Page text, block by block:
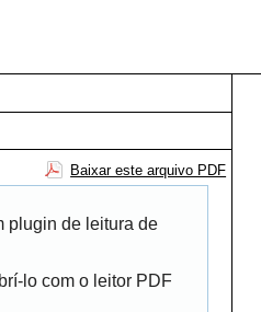
Baixar este arquivo PDF
plugin de leitura de
lo com o leitor PDF